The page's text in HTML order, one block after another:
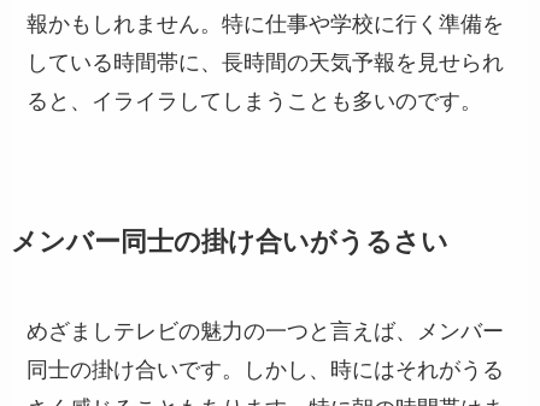
報かもしれません。特に仕事や学校に行く準備を
している時間帯に、長時間の天気予報を見せられ
ると、イライラしてしまうことも多いのです。
メンバー同士の掛け合いがうるさい
めざましテレビの魅力の一つと言えば、メンバー
同士の掛け合いです。しかし、時にはそれがうる